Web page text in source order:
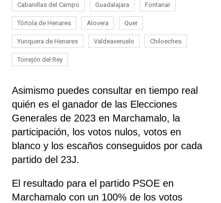
Cabanillas del Campo Guadalajara Fontanar
Tórtola de Henares Alovera Quer
Yunquera de Henares Valdeaveruelo Chiloeches
Torrejón del Rey
Asimismo puedes consultar en tiempo real
quién es el ganador de las Elecciones
Generales de 2023 en Marchamalo, la
participación, los votos nulos, votos en
blanco y los escaños conseguidos por cada
partido del 23J.
El resultado para el partido PSOE en
Marchamalo con un 100% de los votos